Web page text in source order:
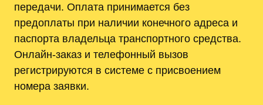
передачи. Оплата принимается без
предоплаты при наличии конечного адреса и
паспорта владельца транспортного средства.
Онлайн-заказ и телефонный вызов
регистрируются в системе с присвоением
номера заявки.